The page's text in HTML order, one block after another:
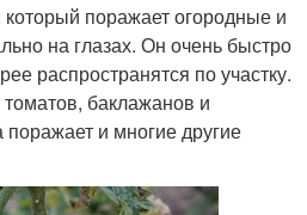
поражает огородные и
на глазах. Он очень быстро
распространятся по участку.
баклажанов и
и многие другие